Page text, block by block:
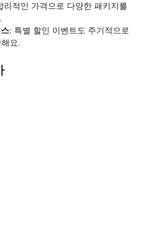
리적인 가격으로 다양한 패키지를
: 특별 할인 이벤트도 주기적으로
요.